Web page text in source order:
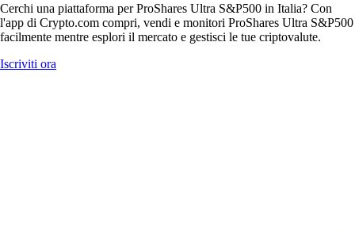
Cerchi una piattaforma per ProShares Ultra S&P500 in Italia? Con
l'app di Crypto.com compri, vendi e monitori ProShares Ultra S&P500
facilmente mentre esplori il mercato e gestisci le tue criptovalute.
Iscriviti ora